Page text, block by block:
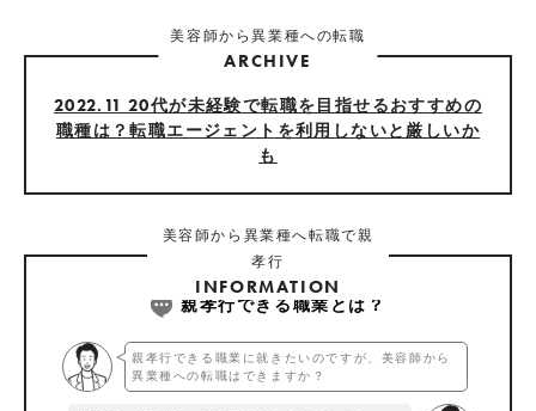
美容師から異業種への転職
ARCHIVE
2022.11 20代が未経験で転職を目指せるおすすめの
職種は？転職エージェントを利用しないと厳しいか
も
美容師から異業種へ転職で親
孝行
INFORMATION
親孝行できる職業とは？
親孝行できる職業に就きたいのですが、美容師から
異業種への転職はできますか？